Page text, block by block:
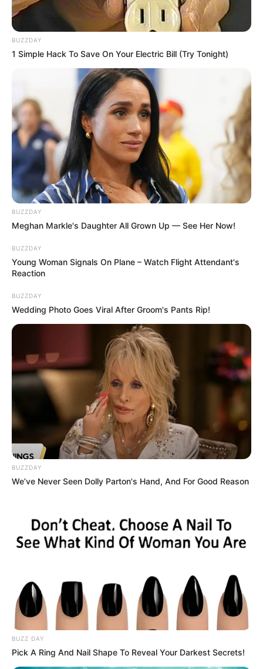
BUZZDAY
1 Simple Hack To Save On Your Electric Bill (Try Tonight)
BUZZDAY
Meghan Markle's Daughter All Grown Up — See Her Now!
BUZZDAY
Young Woman Signals On Plane – Watch Flight Attendant's
Reaction
BUZZDAY
Wedding Photo Goes Viral After Groom's Pants Rip!
BUZZDAY
We’ve Never Seen Dolly Parton's Hand, And For Good Reason
BUZZ DAY
Pick A Ring And Nail Shape To Reveal Your Darkest Secrets!